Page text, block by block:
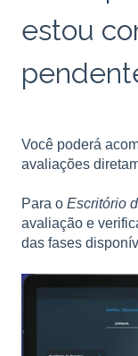
estou
Você poderá
avaliações
Para o Escritório
avaliação e
das fases